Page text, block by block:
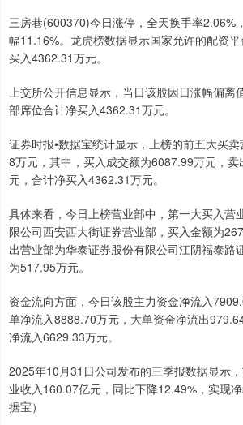
三房巷(600370)今日涨停，全天换手率2.06%
幅11.16%。龙虎榜数据显示国家允许的配资
买入4362.31万元。
上交所公开信息显示，当日该股因日涨幅偏离
部席位合计净买入4362.31万元。
证券时报•数据宝统计显示，上榜的前五大买
8万元，其中，买入成交额为6087.99万元，
元，合计净买入4362.31万元。
具体来看，今日上榜营业部中，第一大买入营
限公司西安西大街证券营业部，买入金额为
出营业部为华泰证券股份有限公司江阴福泰路
为517.95万元。
资金流向方面，今日该股主力资金净流入
单净流入8888.70万元，大单资金净流出
净流入6629.33万元。
2025年10月31日公司发布的三季报数据显示
业收入160.07亿元，同比下降12.49%，实现
据宝）